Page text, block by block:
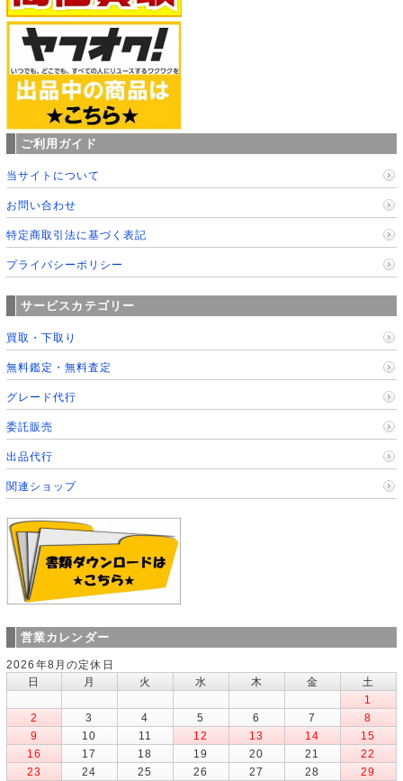
ご利用ガイド
当サイトについて
お問い合わせ
特定商取引法に基づく表記
プライバシーポリシー
サービスカテゴリー
買取・下取り
無料鑑定・無料査定
グレード代行
委託販売
出品代行
関連ショップ
営業カレンダー
2026年8月の定休日
日
月 火 水 木 金
土
1
2
3 4 5 6 7
8
9
10 11 12 13 14
15
16
17 18 19 20 21
22
23
24 25 26 27 28
29